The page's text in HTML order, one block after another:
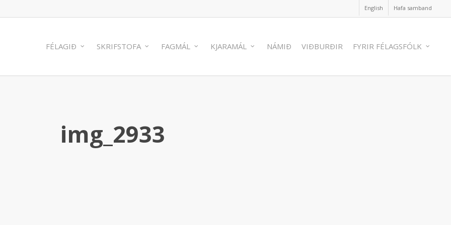
English Hafa samband
FÉLAGIÐ SKRIFSTOFA FAGMÁL KJARAMÁL NÁMIÐ VIÐBURÐIR FYRIR FÉLAGSFÓLK
img_2933